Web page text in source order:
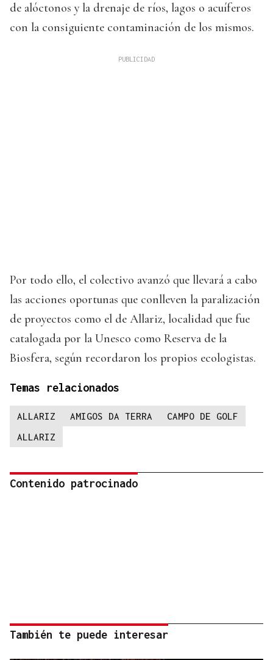
de alóctonos y la drenaje de ríos, lagos o acuíferos
con la consiguiente contaminación de los mismos.
Por todo ello, el colectivo avanzó que llevará a cabo
las acciones oportunas que conlleven la paralización
de proyectos como el de Allariz, localidad que fue
catalogada por la Unesco como Reserva de la
Biosfera, según recordaron los propios ecologistas.
Temas relacionados
ALLARIZ AMIGOS DA TERRA
CAMPO DE GOLF
ALLARIZ
Contenido patrocinado
También te puede interesar